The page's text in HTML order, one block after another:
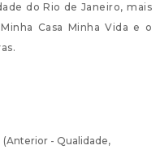
do Rio de Janeiro, mais
Casa Minha Vida e o
- Qualidade,